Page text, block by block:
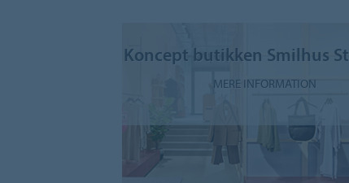
Koncept butikken Smilhus
MERE INFORMATION